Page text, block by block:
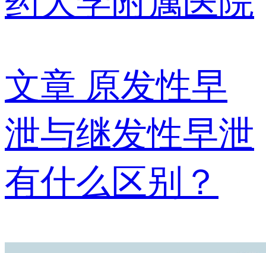
文章 原发性早
泄与继发性早泄
有什么区别？